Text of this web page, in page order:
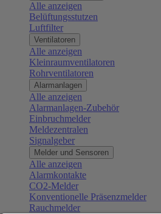
Alle anzeigen
Belüftungsstutzen
Luftfilter
Ventilatoren
Alle anzeigen
Kleinraumventilatoren
Rohrventilatoren
Alarmanlagen
Alle anzeigen
Alarmanlagen-Zubehör
Einbruchmelder
Meldezentralen
Signalgeber
Melder und Sensoren
Alle anzeigen
Alarmkontakte
CO2-Melder
Konventionelle Präsenzmelder
Rauchmelder